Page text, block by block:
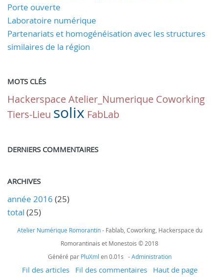
Porte ouverte
Laboratoire numérique
Partenariats et homogénéisation avec les structures
similaires de la région
MOTS CLÉS
HackerspaceAtelier_Numerique Coworking
Tiers-Lieu solix FabLab
DERNIERS COMMENTAIRES
ARCHIVES
année 2016 (25)
total (25)
Atelier Numérique Romorantin- Fablab, Coworking, Hackerspace du
Romorantinais et Monestois © 2018
Généré par PluXml en 0.01s -Administration
Fil des articles Fil des commentaires Haut de page